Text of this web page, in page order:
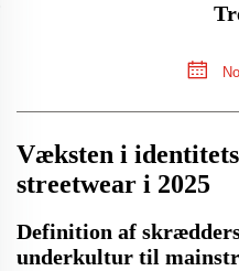
Væksten i
streetwear i 2025
Definition af
underkultur til